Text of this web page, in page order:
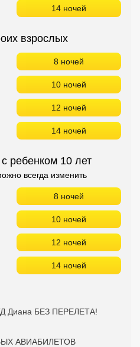
14 ночей
взрослых
8 ночей
10 ночей
12 ночей
14 ночей
ребенком 10 лет
всегда изменить
8 ночей
10 ночей
12 ночей
14 ночей
Диана БЕЗ ПЕРЕЛЕТА!
АВИАБИЛЕТОВ